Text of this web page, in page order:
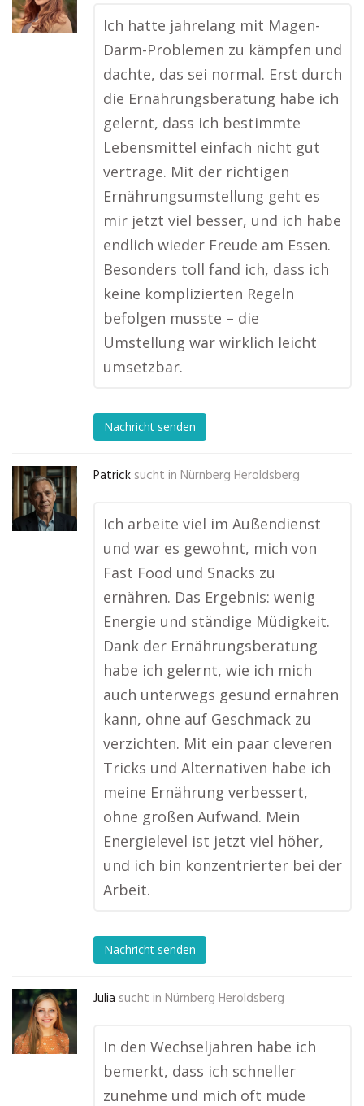
Ich hatte jahrelang mit Magen-
Darm-Problemen zu kämpfen und
dachte, das sei normal. Erst durch
die Ernährungsberatung habe ich
gelernt, dass ich bestimmte
Lebensmittel einfach nicht gut
vertrage. Mit der richtigen
Ernährungsumstellung geht es
mir jetzt viel besser, und ich habe
endlich wieder Freude am Essen.
Besonders toll fand ich, dass ich
keine komplizierten Regeln
befolgen musste – die
Umstellung war wirklich leicht
umsetzbar.
Nachricht senden
Patrick sucht in Nürnberg Heroldsberg
Ich arbeite viel im Außendienst
und war es gewohnt, mich von
Fast Food und Snacks zu
ernähren. Das Ergebnis: wenig
Energie und ständige Müdigkeit.
Dank der Ernährungsberatung
habe ich gelernt, wie ich mich
auch unterwegs gesund ernähren
kann, ohne auf Geschmack zu
verzichten. Mit ein paar cleveren
Tricks und Alternativen habe ich
meine Ernährung verbessert,
ohne großen Aufwand. Mein
Energielevel ist jetzt viel höher,
und ich bin konzentrierter bei der
Arbeit.
Nachricht senden
Julia sucht in Nürnberg Heroldsberg
In den Wechseljahren habe ich
bemerkt, dass ich schneller
zunehme und mich oft müde